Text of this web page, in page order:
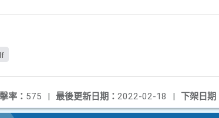
下架日期
最後更新日期： 2022-02-18 |
率： 575 |